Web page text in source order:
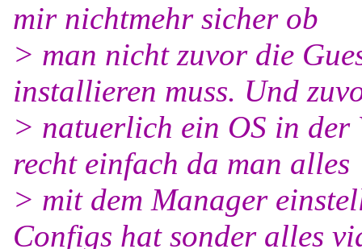
mir nichtmehr sicher ob
> man nicht zuvor die
installieren muss. Und
> natuerlich ein OS in der
recht einfach da man alles
> mit dem Manager
Configs hat sonder alles